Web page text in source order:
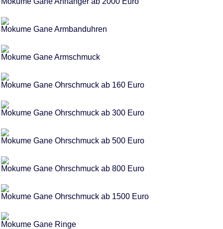
Mokume Gane Armbanduhren
Mokume Gane Armschmuck
Mokume Gane Ohrschmuck ab 160 Euro
Mokume Gane Ohrschmuck ab 300 Euro
Mokume Gane Ohrschmuck ab 500 Euro
Mokume Gane Ohrschmuck ab 800 Euro
Mokume Gane Ohrschmuck ab 1500 Euro
Mokume Gane Ringe